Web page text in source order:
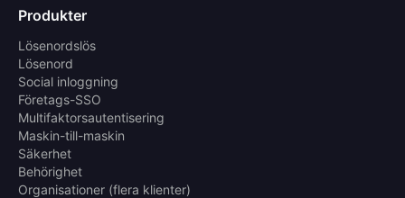
Produkter
Lösenordslös
Lösenord
Social inloggning
Företags-SSO
Multifaktorsautentisering
Maskin-till-maskin
Säkerhet
Behörighet
Organisationer (flera klienter)